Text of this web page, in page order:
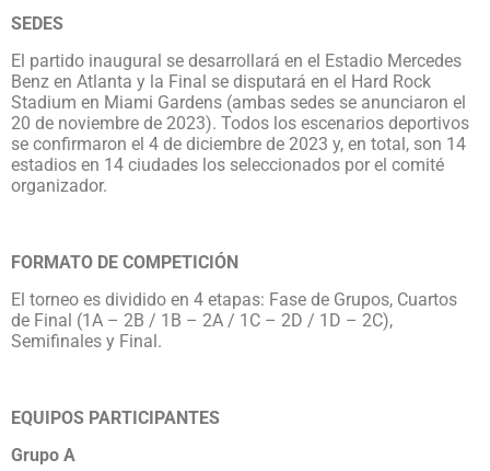
SEDES
El partido inaugural se desarrollará en el Estadio Mercedes
Benz en Atlanta y la Final se disputará en el Hard Rock
Stadium en Miami Gardens (ambas sedes se anunciaron el
20 de noviembre de 2023). Todos los escenarios deportivos
se confirmaron el 4 de diciembre de 2023 y, en total, son 14
estadios en 14 ciudades los seleccionados por el comité
organizador.
FORMATO DE COMPETICIÓN
El torneo es dividido en 4 etapas: Fase de Grupos, Cuartos
de Final (1A – 2B / 1B – 2A / 1C – 2D / 1D – 2C),
Semifinales y Final.
EQUIPOS PARTICIPANTES
Grupo A